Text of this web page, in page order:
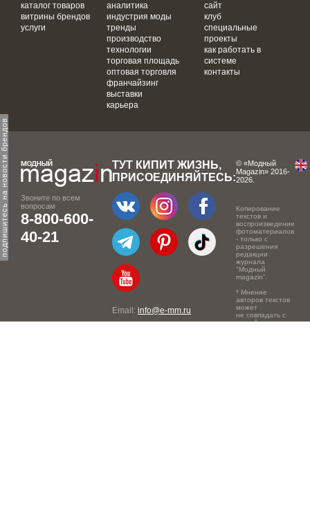
подпишитесь на новости брендов
каталог товаров
витрины брендов
услуги
аналитика
индустрия моды
тренды
производство
технологии
торговая площадь
оптовая торговля
франчайзинг
выставки
карьера
сайт
клуб
специальные
проекты
как работать в
системе
контакты
Звоните по всем
вопросам
8-800-600-
40-21
ТУТ КИПИТ ЖИЗНЬ,
ПРИСОЕДИНЯЙТЕСЬ:
Email: info@e-mm.ru
© «Модный
Magazin» 2016-
2026.
Копирование
текстов и
воспроизведение
фотоматериалов
- только с
разрешения
редакции
журнала
"Модный
magazin".
* Мнение
авторов текстов
может
не совпадать с
точкой зрения